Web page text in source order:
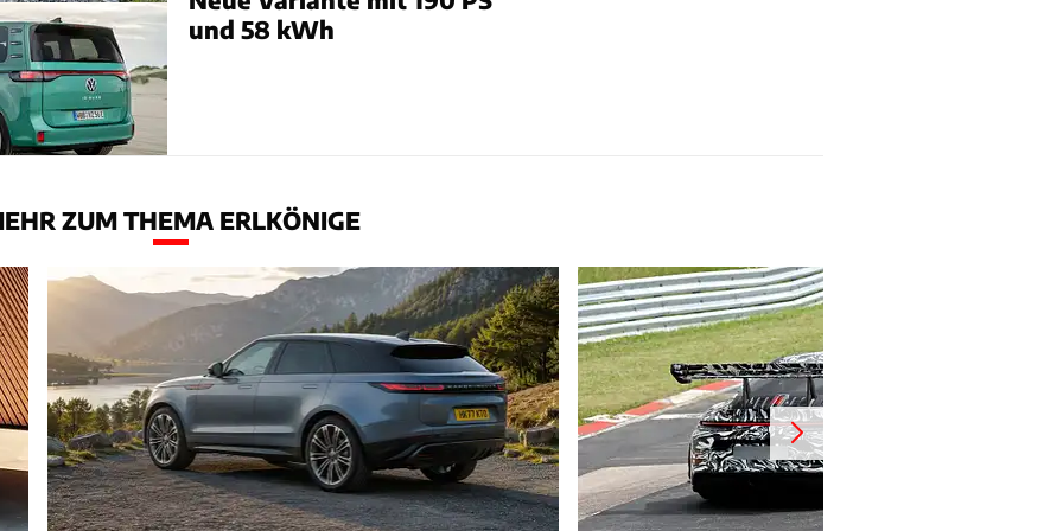
und 58 kWh
ZUM THEMA ERLKÖNIGE